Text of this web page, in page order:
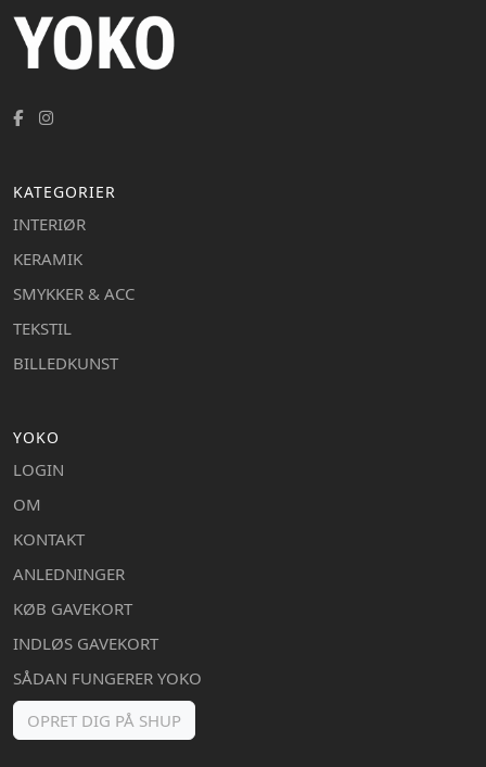
KATEGORIER
INTERIØR
KERAMIK
SMYKKER & ACC
TEKSTIL
BILLEDKUNST
YOKO
LOGIN
OM
KONTAKT
ANLEDNINGER
KØB GAVEKORT
INDLØS GAVEKORT
SÅDAN FUNGERER YOKO
OPRET DIG PÅ SHUP